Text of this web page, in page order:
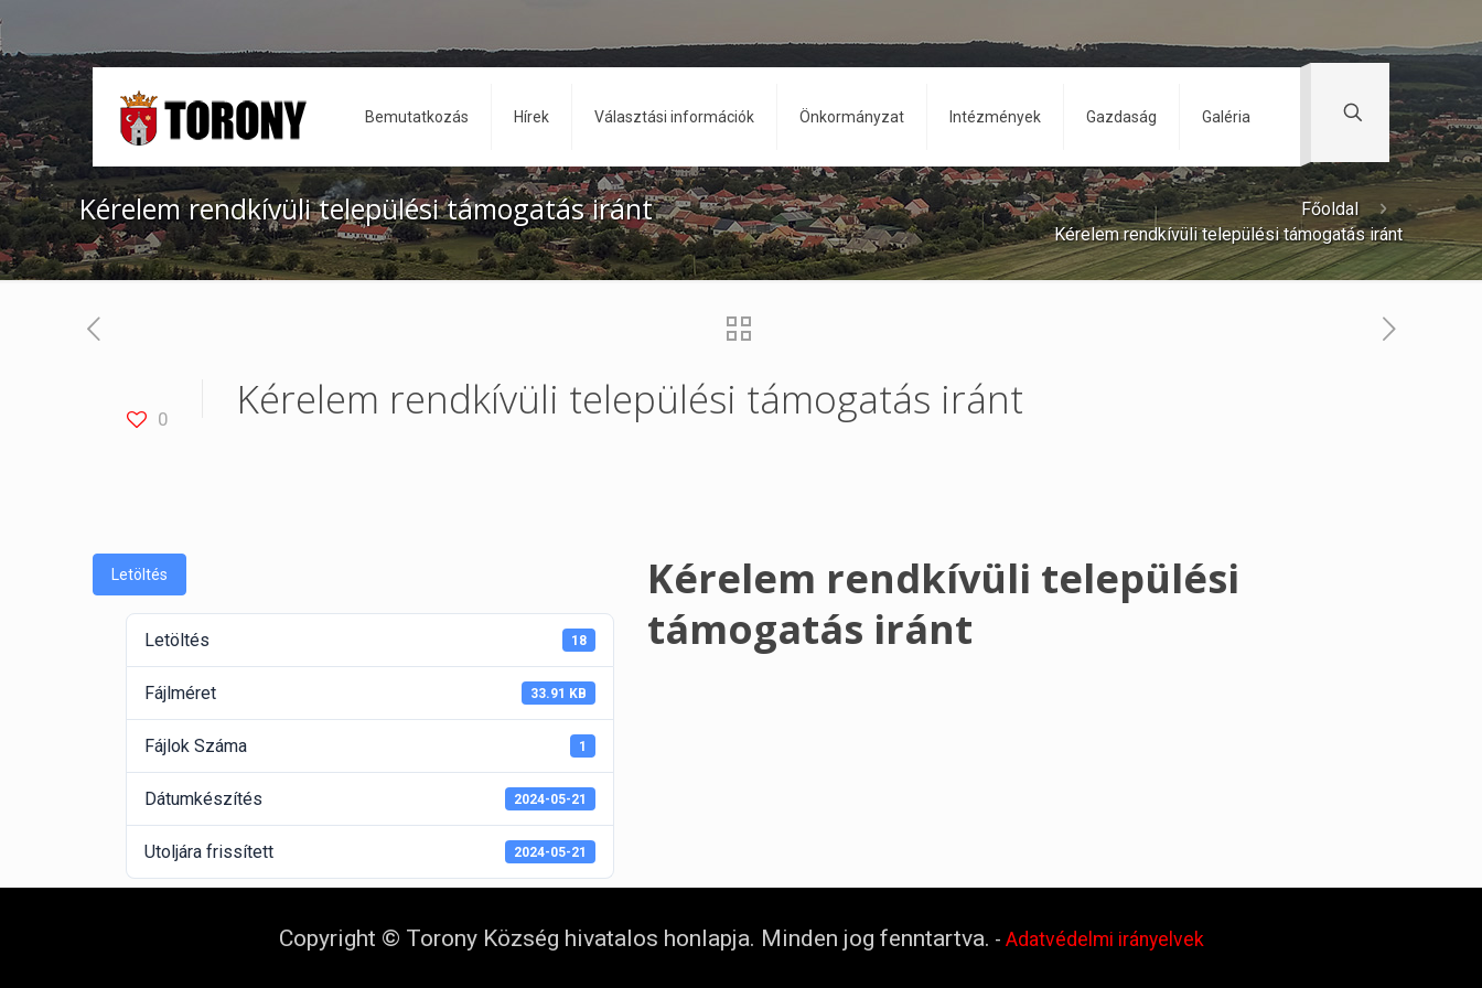
Bemutatkozás Hírek Választási információk Önkormányzat Intézmények Gazdaság Galéria
Kérelem rendkívüli települési támogatás iránt
Főoldal
Kérelem rendkívüli települési támogatás iránt
0 Kérelem rendkívüli települési támogatás iránt
Letöltés
Letöltés 18
Fájlméret 33.91 KB
Fájlok Száma 1
Dátumkészítés 2024-05-21
Utoljára frissített 2024-05-21
Kérelem rendkívüli települési
támogatás iránt
Copyright © Torony Község hivatalos honlapja. Minden jog fenntartva. - Adatvédelmi irányelvek